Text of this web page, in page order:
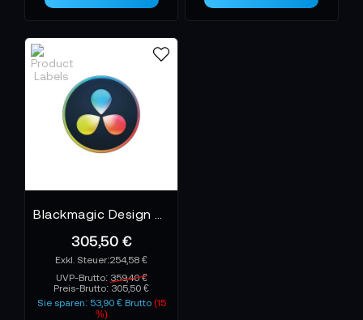
hybride Setups geeignet sind. Wichtig ist die
Kombination aus Haptik, Geschwindigkeit und
Kompatibilität – denn genau dort entscheidet sich,
wie gut die kreative Vision am Ende sichtbar wird.
305,50 €
254,58 €
UVP-Brutto: 359,40 €
Preis-Brutto: 305,50 €
Sie sparen: 53,90 € Brutto (15
%)